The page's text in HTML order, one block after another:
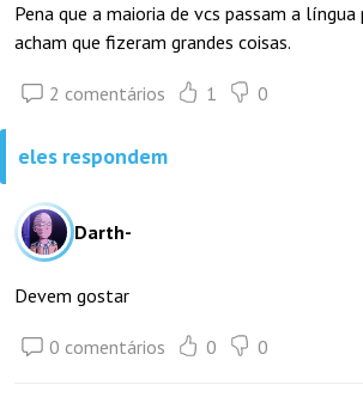
Pena que a maioria de vcs passam a língua
acham que fizeram grandes coisas.
2 comentários 1 0
eles respondem
Darth-
Devem gostar
0 comentários 0 0